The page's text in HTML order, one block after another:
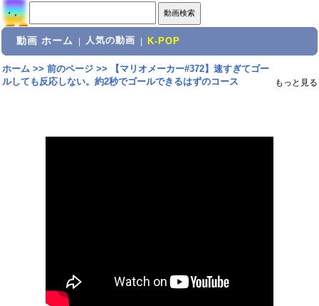
動画 ホーム 人気の動画 K-POP
ホーム>> 前のページ>>
【マリオメーカー#372】速すぎてゴー
ルしても反応しない。約2秒でゴールできるはずのコース
もっと見る